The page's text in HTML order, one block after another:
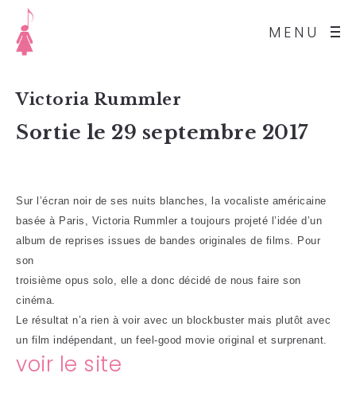
MENU
Victoria Rummler
Sortie le 29 septembre 2017
Sur l’écran noir de ses nuits blanches, la vocaliste américaine
basée à Paris, Victoria Rummler a toujours projeté l’idée d’un
album de reprises issues de bandes originales de films. Pour
son
troisième opus solo, elle adonc décidé de nous faire son
cinéma.
Le résultat n’a rien à voir avec un blockbuster mais plutôt avec
un film indépendant, un feel-good movie original et surprenant.
voir le site